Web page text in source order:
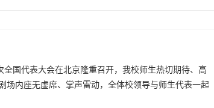
国代表大会在北京隆重召开，我校师生热切期待、高
场内座无虚席、掌声雷动，全体校领导与师生代表一起